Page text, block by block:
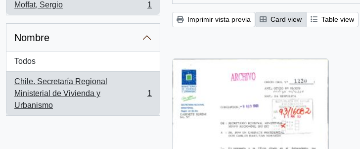
Moffat, Sergio
, 1 resultados
1
Nombre
Todos
Chile. Secretaría Regional
Ministerial de Vivienda y
Urbanismo
, 1 resultados
1
Imprimir vista previa Card view Table view